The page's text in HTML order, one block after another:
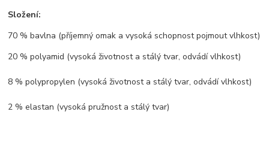
Složení:
70 % bavlna (příjemný omak a vysoká schopnost pojmout vlhkost)
20 % polyamid (vysoká životnost a stálý tvar, odvádí vlhkost)
8 % polypropylen (vysoká životnost a stálý tvar, odvádí vlhkost)
2 % elastan (vysoká pružnost a stálý tvar)